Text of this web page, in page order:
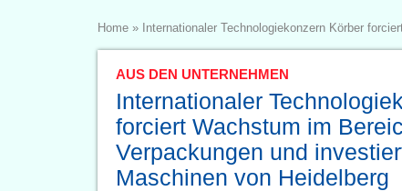
Home » Internationaler Technologiekonzern Körber
AUS DEN UNTERNEHMEN
Internationaler
forciert Wachstum im
Verpackungen und
Maschinen von Heidelberg